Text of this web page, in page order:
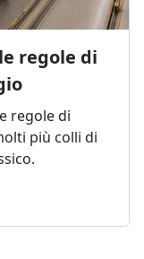
regole di
regole di
più colli di